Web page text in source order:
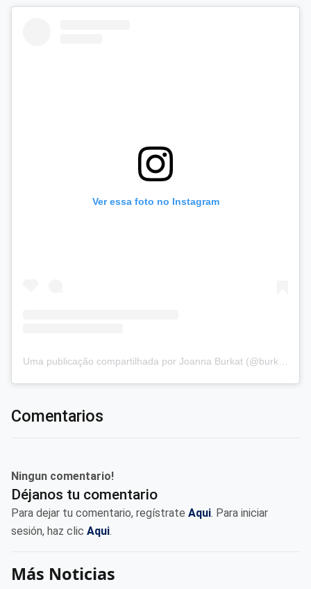
Ver essa foto no Instagram
Uma publicação compartilhada por Joanna Burkat (@burkat.joanna)
Comentarios
Ningun comentario!
Déjanos tu comentario
Para dejar tu comentario, regístrate Aqui. Para iniciar
sesión, haz clic Aqui.
Más Noticias